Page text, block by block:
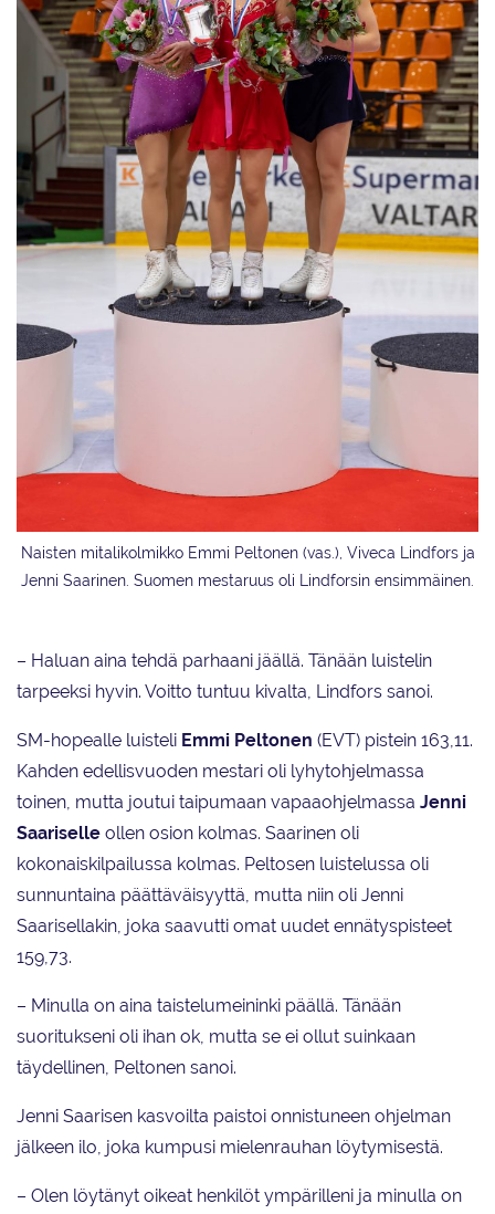
Naisten mitalikolmikko Emmi Peltonen (vas.), Viveca Lindfors ja
Jenni Saarinen. Suomen mestaruus oli Lindforsin ensimmäinen.
– Haluan aina tehdä parhaani jäällä. Tänään luistelin
tarpeeksi hyvin. Voitto tuntuu kivalta, Lindfors sanoi.
SM-hopealle luisteli Emmi Peltonen (EVT) pistein 163,11.
Kahden edellisvuoden mestari oli lyhytohjelmassa
toinen, mutta joutui taipumaan vapaaohjelmassa Jenni
Saariselle ollen osion kolmas. Saarinen oli
kokonaiskilpailussa kolmas. Peltosen luistelussa oli
sunnuntaina päättäväisyyttä, mutta niin oli Jenni
Saarisellakin, joka saavutti omat uudet ennätyspisteet
159,73.
– Minulla on aina taistelumeininki päällä. Tänään
suoritukseni oli ihan ok, mutta se ei ollut suinkaan
täydellinen, Peltonen sanoi.
Jenni Saarisen kasvoilta paistoi onnistuneen ohjelman
jälkeen ilo, joka kumpusi mielenrauhan löytymisestä.
– Olen löytänyt oikeat henkilöt ympärilleni ja minulla on